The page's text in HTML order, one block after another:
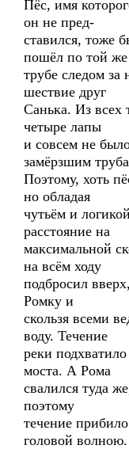
Пёс, имя
он не пред-
ставился, тоже
пошёл по той же
трубе следом
шествие друг
Санька. Из всех
четыре лапы
и совсем не
замёрзшим
Поэтому, хоть
но обладая
чутьём и
расстояние на
максимальной
на всём ходу
подбросил
Ромку и
скользя всеми
воду. Течение
реки
моста. А Рома
свалился туда
поэтому
течение
головой волною.